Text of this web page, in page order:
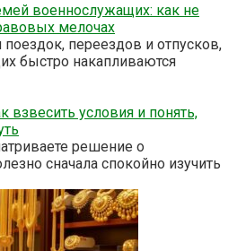
военнослужащих: как не
мелочах
поездок, переездов и отпусков,
быстро накапливаются
взвесить условия и понять,
решение о
сначала спокойно изучить